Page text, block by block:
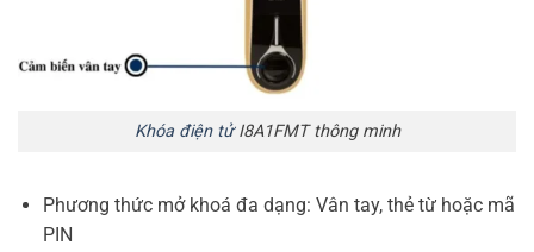
Khóa điện tửI8A1FMT thông minh
Phương thức mở khoá đa dạng: Vân tay, thẻ từ hoặc mã
PIN